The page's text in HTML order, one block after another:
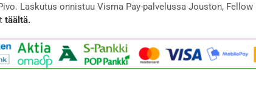
Laskutus onnistuu Visma Pay-palvelussa Jouston,
täältä.